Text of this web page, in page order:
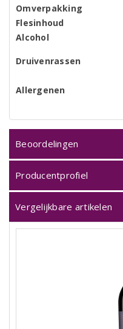
Omverpakking
Flesinhoud
Alcohol
Druivenrassen
Allergenen
Beoordelingen
Producentprofiel
Vergelijkbare artikelen